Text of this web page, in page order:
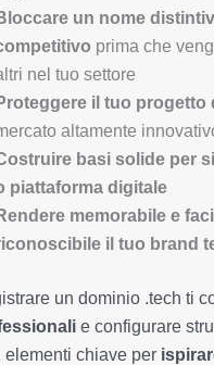
un nome
prima che
nel tuo settore
il tuo progetto
altamente
basi solide per
piattaforma digitale
memorabile e
il tuo brand
un dominio .tech ti
e configurare
elementi chiave per